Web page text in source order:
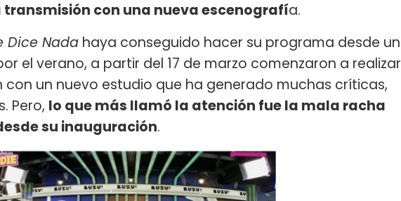
con una nueva escenografía.
Dice Nada haya conseguido hacer su programa desde un
el verano, a partir del 17 de marzo comenzaron a realizar
un nuevo estudio que ha generado muchas críticas,
Pero, lo que más llamó la atención fue la mala racha
su inauguración.